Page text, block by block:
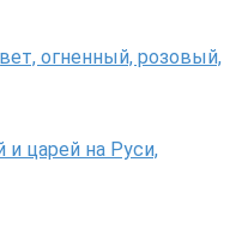
огненный, розовый,
и царей на Руси,